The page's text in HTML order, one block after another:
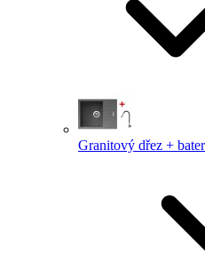
Granitový dřez +